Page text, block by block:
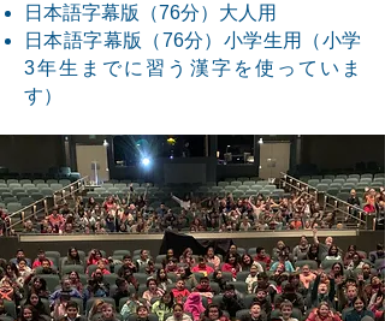
日本語字幕版（76分）大人用
日本語字幕版（76分） 小学生用（小学
3年生までに習う漢字を使っていま
す）